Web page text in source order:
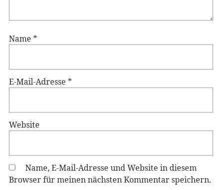
Name *
E-Mail-Adresse *
Website
Name, E-Mail-Adresse und Website in diesem
Browser für meinen nächsten Kommentar speichern.